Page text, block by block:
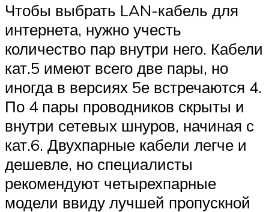
Чтобы выбрать LAN-кабель для
интернета, нужно учесть
количество пар внутри него. Кабели
кат.5 имеют всего две пары, но
иногда в версиях 5е встречаются 4.
По 4 пары проводников скрыты и
внутри сетевых шнуров, начиная с
кат.6. Двухпарные кабели легче и
дешевле, но специалисты
рекомендуют четырехпарные
модели ввиду лучшей пропускной